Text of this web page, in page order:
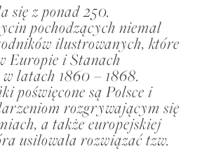
się z ponad 250.
pochodzących niemal
ilustrowanych, które
Europie i Stanach
latach 1860 – 1868.
poświęcone są Polsce i
rozgrywającym się
a także europejskiej
usiłowała rozwiązać tzw.